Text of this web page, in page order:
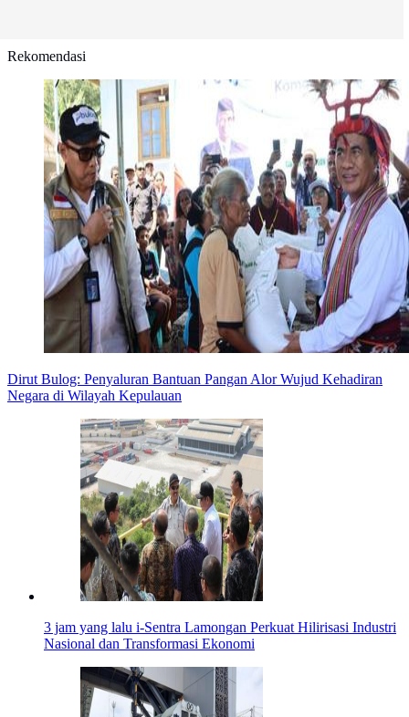
Rekomendasi
Dirut Bulog: Penyaluran Bantuan Pangan Alor Wujud Kehadiran
Negara di Wilayah Kepulauan
3 jam yang lalu i-Sentra Lamongan Perkuat Hilirisasi Industri
Nasional dan Transformasi Ekonomi